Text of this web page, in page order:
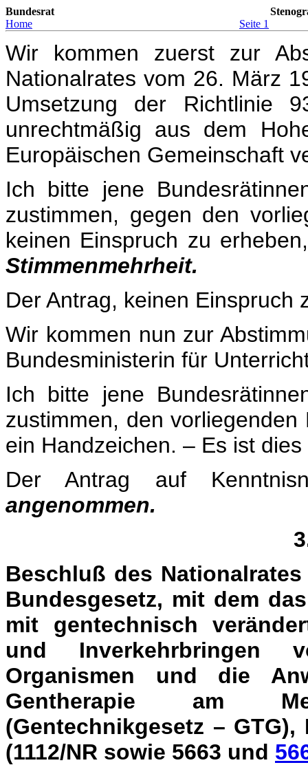
Bundesrat
Home
Seite 1
Wir kommen zuerst zur
Nationalrates vom 26. März
Umsetzung der Richtlinie
unrechtmäßig aus dem
Europäischen Gemeinschaft
Ich bitte jene
zustimmen, gegen den
keinen Einspruch zu
Stimmenmehrheit.
Der Antrag, keinen
Wir kommen nun zur
Bundesministerin für
Ich bitte jene
zustimmen, den
ein Handzeichen. – Es ist dies
Der Antrag auf
angenommen.
Beschluß des
Bundesgesetz, mit dem
mit gentechnisch
und Inverkehrbringen
Organismen und die
Gentherapie am
(Gentechnikgesetz –
(1112/NR sowie 5663 und